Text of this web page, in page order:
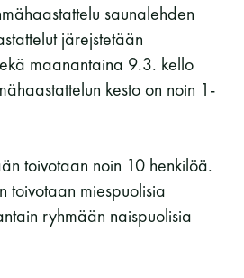
saunalehden
järejstetään
maanantaina 9.3. kello
kesto on noin 1-
toivotaan noin 10 henkilöä.
toivotaan miespuolisia
ryhmään naispuolisia